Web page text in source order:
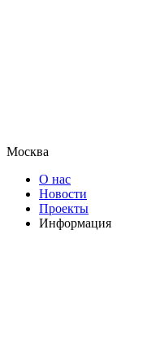
Москва
О нас
Новости
Проекты
Информация